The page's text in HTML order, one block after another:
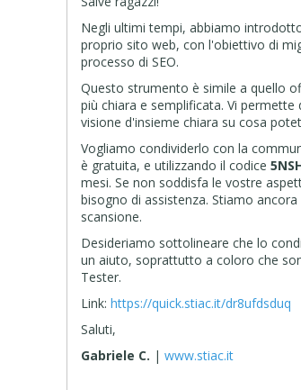
Negli ultimi tempi, abbiamo
proprio sito web, con l'obiettivo di
processo di SEO.
Questo strumento è simile a quello
più chiara e semplificata. Vi
visione d'insieme chiara su cosa
Vogliamo condividerlo con la
è gratuita, e utilizzando il codice
mesi. Se non soddisfa le vostre
bisogno di assistenza. Stiamo
scansione.
Desideriamo sottolineare che lo
un aiuto, soprattutto a coloro che
Tester.
Link:https://quick.stiac.it/dr8ufdsduq
Saluti,
Gabriele C. |www.stiac.it